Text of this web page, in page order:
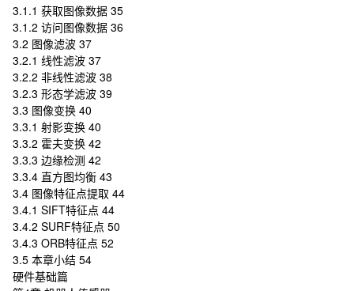
3.1.1 获取图像数据 35
3.1.2 访问图像数据 36
3.2 图像滤波 37
3.2.1 线性滤波 37
3.2.2 非线性滤波 38
3.2.3 形态学滤波 39
3.3 图像变换 40
3.3.1 射影变换 40
3.3.2 霍夫变换 42
3.3.3 边缘检测 42
3.3.4 直方图均衡 43
3.4 图像特征点提取 44
3.4.1 SIFT特征点 44
3.4.2 SURF特征点 50
3.4.3 ORB特征点 52
3.5 本章小结 54
硬件基础篇